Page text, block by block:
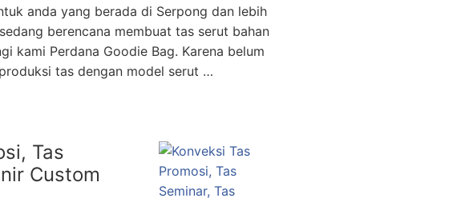
anda yang berada di Serpong dan lebih
berencana membuat tas serut bahan
kami Perdana Goodie Bag. Karena belum
tas dengan model serut …
Tas
Custom